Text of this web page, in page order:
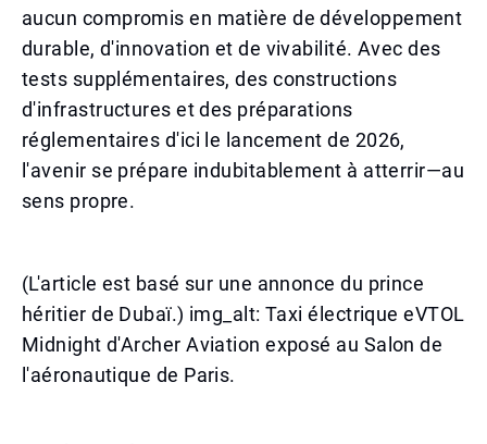
aucun compromis en matière de développement
durable, d'innovation et de vivabilité. Avec des
tests supplémentaires, des constructions
d'infrastructures et des préparations
réglementaires d'ici le lancement de 2026,
l'avenir se prépare indubitablement à atterrir—au
sens propre.
(L'article est basé sur une annonce du prince
héritier de Dubaï.) img_alt: Taxi électrique eVTOL
Midnight d'Archer Aviation exposé au Salon de
l'aéronautique de Paris.